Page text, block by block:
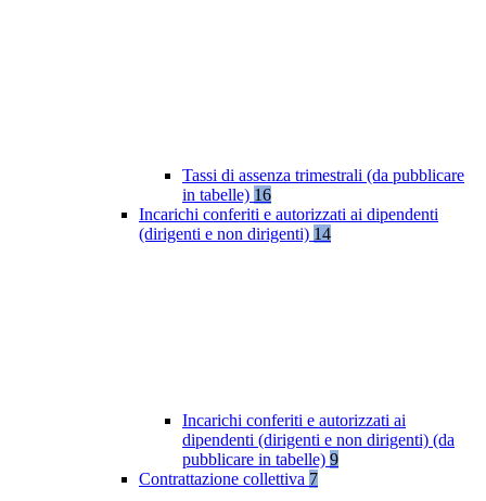
Tassi di assenza trimestrali (da pubblicare
in tabelle) 16
Incarichi conferiti e autorizzati ai dipendenti
(dirigenti e non dirigenti) 14
Incarichi conferiti e autorizzati ai
dipendenti (dirigenti e non dirigenti) (da
pubblicare in tabelle) 9
Contrattazione collettiva 7